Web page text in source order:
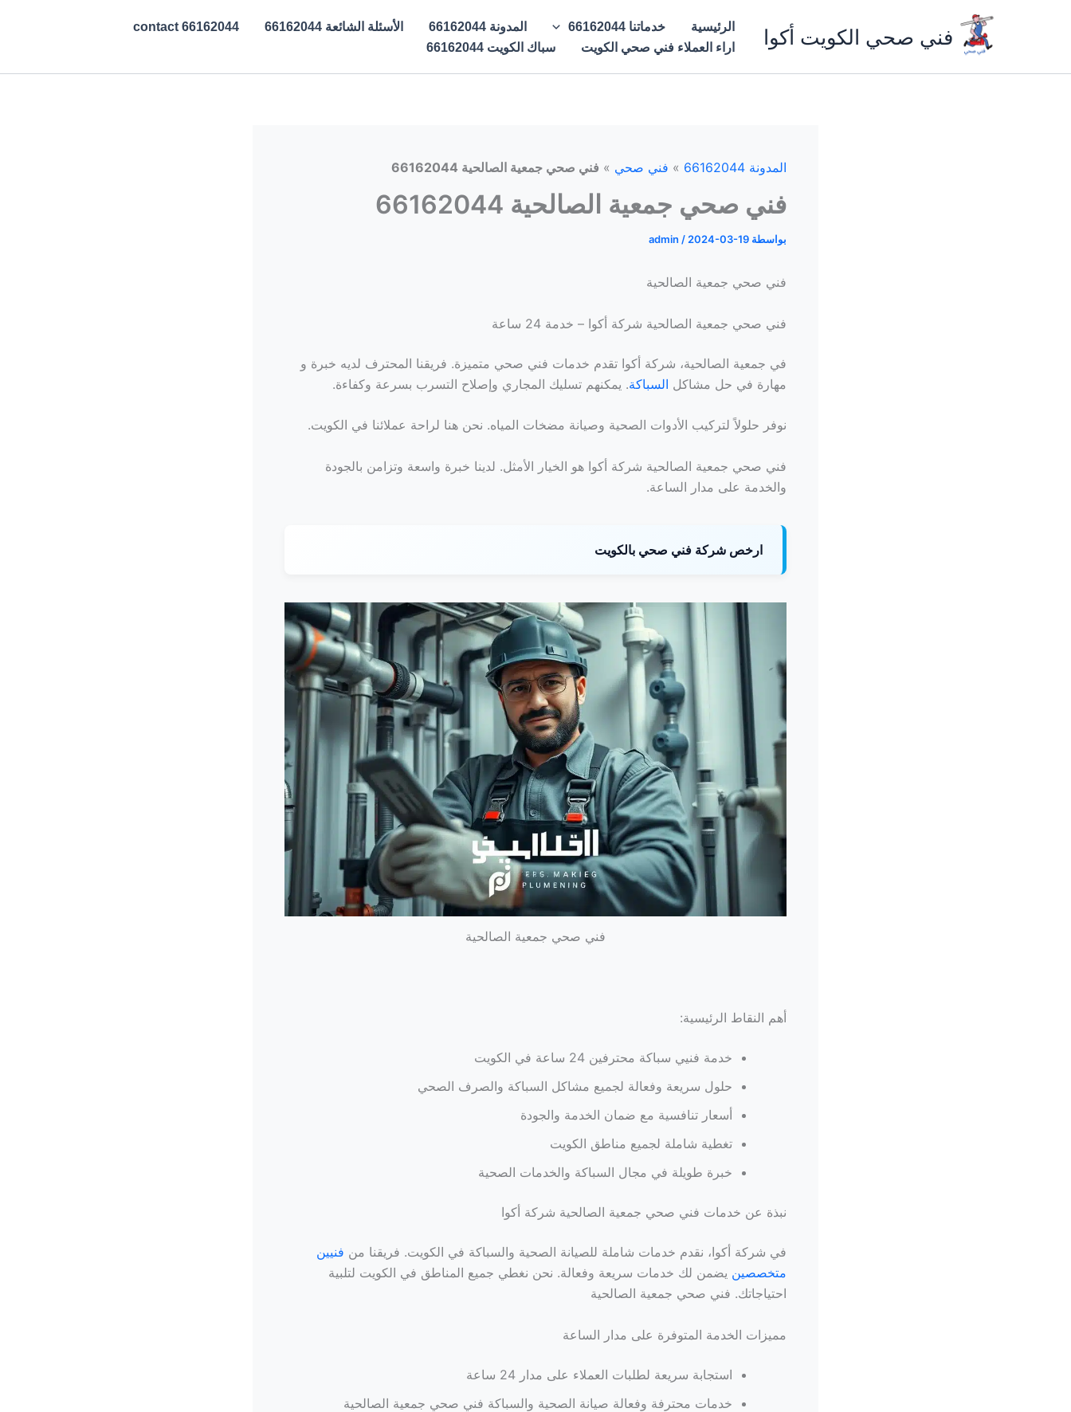
فني صحي الكويت أكوا الرئيسية خدماتنا 66162044 المدونة 66162044 الأسئلة الشائعة 66162044
contact 66162044
اراء العملاء فني صحي الكويت
سباك الكويت 66162044
المدونة 66162044 » فني صحي » فني صحي جمعية الصالحية 66162044
فني صحي جمعية الصالحية 66162044
بواسطة admin / 2024-03-19
فني صحي جمعية الصالحية
فني صحي جمعية الصالحية شركة أكوا – خدمة 24 ساعة
في جمعية الصالحية، شركة أكوا تقدم خدمات فني صحي متميزة. فريقنا المحترف لديه خبرة و
مهارة في حل مشاكل السباكة. يمكنهم تسليك المجاري وإصلاح التسرب بسرعة وكفاءة.
نوفر حلولاً لتركيب الأدوات الصحية وصيانة مضخات المياه. نحن هنا لراحة عملائنا في الكويت.
فني صحي جمعية الصالحية شركة أكوا هو الخيار الأمثل. لدينا خبرة واسعة وتزامن بالجودة
والخدمة على مدار الساعة.
ارخص شركة فني صحي بالكويت
فني صحي جمعية الصالحية
أهم النقاط الرئيسية:
خدمة فنيي سباكة محترفين 24 ساعة في الكويت
حلول سريعة وفعالة لجميع مشاكل السباكة والصرف الصحي
أسعار تنافسية مع ضمان الخدمة والجودة
تغطية شاملة لجميع مناطق الكويت
خبرة طويلة في مجال السباكة والخدمات الصحية
نبذة عن خدمات فني صحي جمعية الصالحية شركة أكوا
في شركة أكوا، نقدم خدمات شاملة للصيانة الصحية والسباكة في الكويت. فريقنا من فنيين
متخصصين يضمن لك خدمات سريعة وفعالة. نحن نغطي جميع المناطق في الكويت لتلبية
احتياجاتك. فني صحي جمعية الصالحية
مميزات الخدمة المتوفرة على مدار الساعة
استجابة سريعة لطلبات العملاء على مدار 24 ساعة
خدمات محترفة وفعالة صيانة الصحية والسباكة فني صحي جمعية الصالحية